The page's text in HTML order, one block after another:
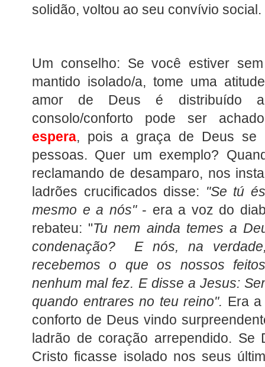
solidão, voltou ao seu convívio social.
Um conselho: Se você estiver
mantido isolado/a, tome uma
amor de Deus é distribuído
consolo/conforto pode ser
espera, pois a graça de Deus se
pessoas. Quer um exemplo?
reclamando de desamparo, nos
ladrões crucificados disse: "Se tú
mesmo e a nós"- era a voz do
rebateu: "Tu nem ainda temes a
condenação? E nós, na
recebemos o que os nossos
nenhum mal fez. E disse a Jesus:
quando entrares no teu reino". Era
conforto de Deus vindo
ladrão de coração arrependido. Se
Cristo ficasse isolado nos seus